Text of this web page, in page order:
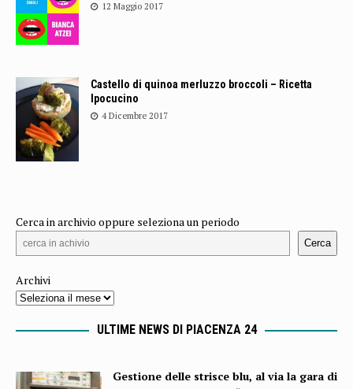
12 Maggio 2017
Castello di quinoa merluzzo broccoli – Ricetta
Ipocucino
4 Dicembre 2017
Cerca in archivio oppure seleziona un periodo
Cerca
Archivi
ULTIME NEWS DI PIACENZA 24
Gestione delle strisce blu, al via la gara di